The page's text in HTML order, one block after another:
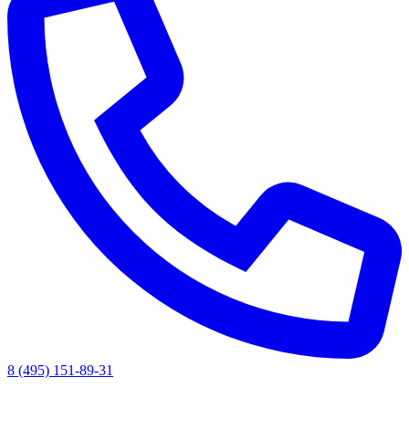
8 (495) 151-89-31